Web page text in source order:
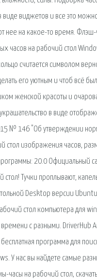
виджетов и все это
нее на какое-то время.
часов на рабочий стол
считается символом
его уютным и чтоб всё
женской красоты и
в виде
№ 146 "Об утверждении
стол изображения часов,
20.0 Официальный
Тучки проплывают,
Desktop версии
стол компьютера для
с разными. DriverHub
программа для
У нас вы найдете самые
часы на рабочий стол,